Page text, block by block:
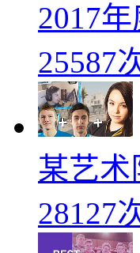
2017
25587
某艺术
28127